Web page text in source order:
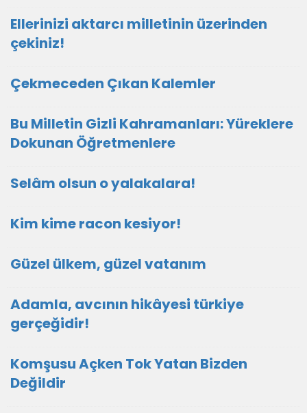
Ellerinizi aktarcı milletinin üzerinden
çekiniz!
Çekmeceden Çıkan Kalemler
Bu Milletin Gizli Kahramanları: Yüreklere
Dokunan Öğretmenlere
Selâm olsun o yalakalara!
Kim kime racon kesiyor!
Güzel ülkem, güzel vatanım
Adamla, avcının hikâyesi türkiye
gerçeğidir!
Komşusu Açken Tok Yatan Bizden
Değildir